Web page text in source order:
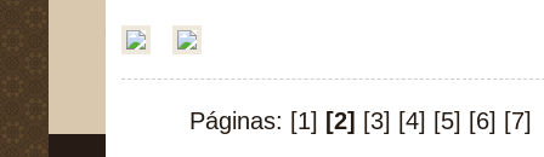
Páginas: [1] [2] [3] [4] [5] [6] [7]